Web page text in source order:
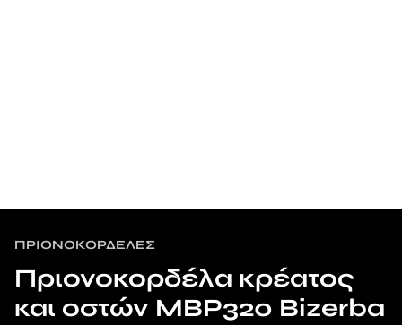
ΠΡΙΟΝΟΚΟΡΔΈΛΕΣ
Πριονοκορδέλα κρέατος
και οστών MBP320 Bizerba